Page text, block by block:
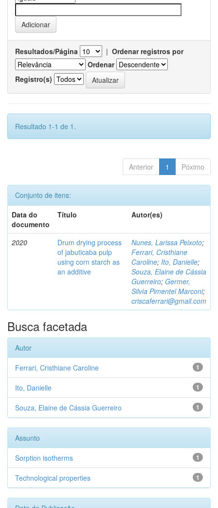
Resultados/Página | Ordenar registros por
Ordenar
Registro(s)
Resultado 1-1 de 1.
Anterior 1 Póximo
Conjunto de itens:
Data do
documento
Título Autor(es)
2020
Drum drying process
of jabuticaba pulp
using corn starch as
an additive
Nunes, Larissa Peixoto;
Ferrari, Cristhiane
Caroline; Ito, Danielle;
Souza, Elaine de Cássia
Guerreiro; Germer,
Silvia Pimentel Marconi;
criscaferrari@gmail.com
Busca facetada
Autor
1
Ferrari, Cristhiane Caroline
1
Ito, Danielle
1
Souza, Elaine de Cássia Guerreiro
Assunto
1
Sorption isotherms
1
Technological properties